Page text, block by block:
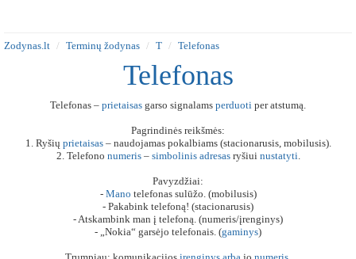
Zodynas.lt Terminų žodynas T Telefonas
Telefonas
Telefonas – prietaisas garso signalams perduoti per atstumą.
Pagrindinės reikšmės:
1. Ryšių prietaisas– naudojamas pokalbiams (stacionarusis, mobilusis).
2. Telefono numeris– simbolinis adresasryšiui nustatyti.
Pavyzdžiai:
- Mano telefonas sulūžo. (mobilusis)
- Pakabink telefoną! (stacionarusis)
- Atskambink man į telefoną. (numeris/įrenginys)
- „Nokia“ garsėjo telefonais. (gaminys)